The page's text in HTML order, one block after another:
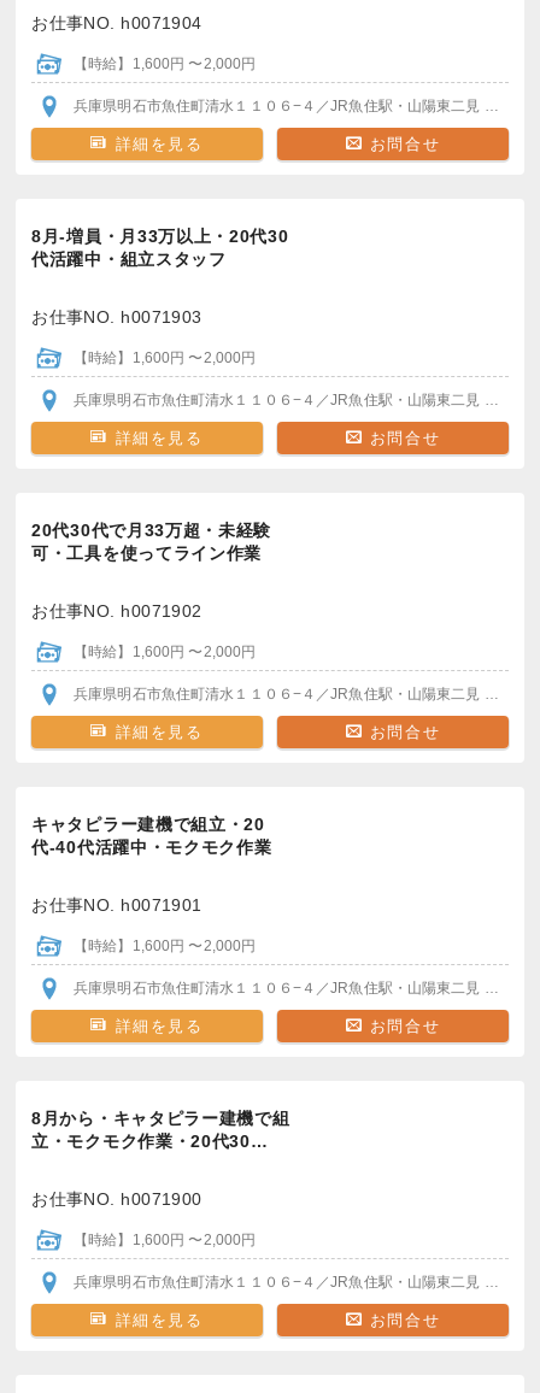
お仕事NO. h0071904
【時給】1,600円 〜2,000円
兵庫県明石市魚住町清水１１０６−４ ／JR魚住駅・山陽東二見 各駅か
詳細を見る お問合せ
8月-増員・月33万以上・20代30
代活躍中・組立スタッフ
お仕事NO. h0071903
【時給】1,600円 〜2,000円
兵庫県明石市魚住町清水１１０６−４ ／JR魚住駅・山陽東二見 各駅か
詳細を見る お問合せ
20代30代で月33万超・未経験
可・工具を使ってライン作業
お仕事NO. h0071902
【時給】1,600円 〜2,000円
兵庫県明石市魚住町清水１１０６−４ ／JR魚住駅・山陽東二見 各駅か
詳細を見る お問合せ
キャタピラー建機で組立・20
代-40代活躍中・モクモク作業
お仕事NO. h0071901
【時給】1,600円 〜2,000円
兵庫県明石市魚住町清水１１０６−４ ／JR魚住駅・山陽東二見 各駅か
詳細を見る お問合せ
8月から・キャタピラー建機で組
立・モクモク作業・20代30…
お仕事NO. h0071900
【時給】1,600円 〜2,000円
兵庫県明石市魚住町清水１１０６−４ ／JR魚住駅・山陽東二見 各駅か
詳細を見る お問合せ